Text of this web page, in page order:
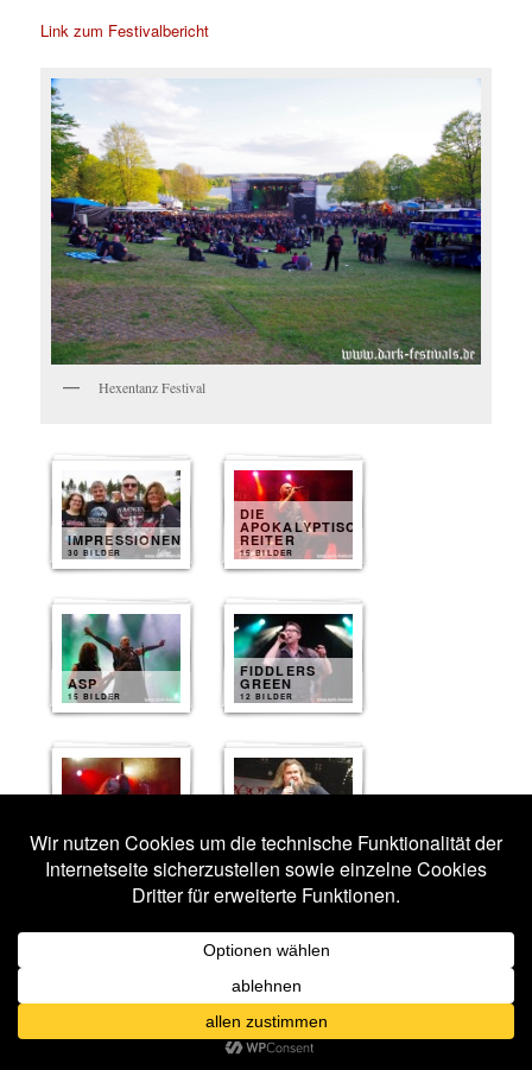
Link zum Festivalbericht
Hexentanz Festival
IMPRESSIONEN
30 BILDER
DIE
APOKALYPTISCHEN
REITER
15 BILDER
ASP
15 BILDER
FIDDLERS
GREEN
12 BILDER
12 BILDER 11 BILDER
11 BILDER